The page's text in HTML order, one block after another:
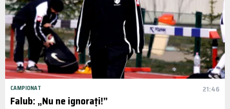
CAMPIONAT 21:46
Falub: „Nu ne ignorați!”